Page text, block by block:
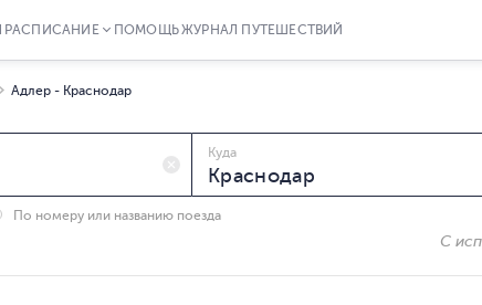
РАСПИСАНИЕ ПОМОЩЬЖУРНАЛ ПУТЕШЕСТВИЙ
Адлер - Краснодар
Куда
По номеру или названию поезда
С